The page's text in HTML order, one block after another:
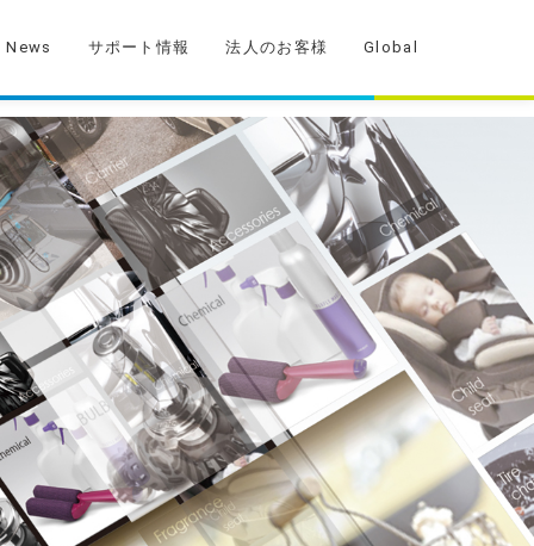
News サポート情報 法人のお客様 Global